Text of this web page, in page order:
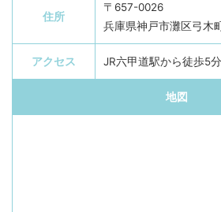
住所
〒657-0026
兵庫県神戸市灘区弓木
アクセス JR六甲道駅から徒歩5分
地図